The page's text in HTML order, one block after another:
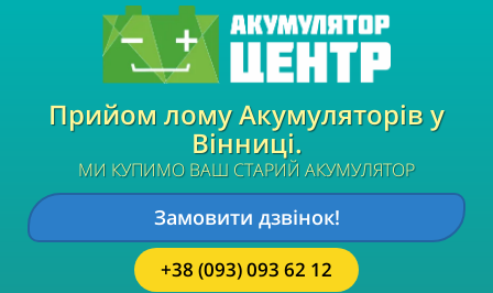
Прийом лому Акумуляторів у
Вінниці.
МИ КУПИМО ВАШ СТАРИЙ АКУМУЛЯТОР
Замовити дзвінок!
+38 (093) 093 62 12